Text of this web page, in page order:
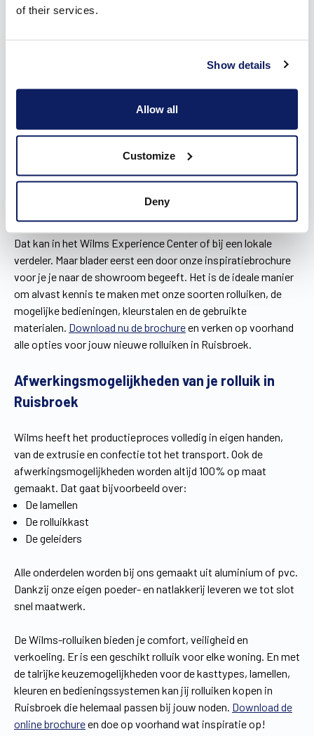
of their services.
Show details
Allow all
Customize
Deny
Inspiratie voor je rolluiken opdoen
Rolluiken kopen in Ruisbroek, daar begin je niet zomaar aan.
Je wil het product ongetwijfeld eerst eens zien en uittesten.
Dat kan in het Wilms Experience Center of bij een lokale
verdeler. Maar blader eerst een door onze inspiratiebrochure
voor je je naar de showroom begeeft. Het is de ideale manier
om alvast kennis te maken met onze soorten rolluiken, de
mogelijke bedieningen, kleurstalen en de gebruikte
materialen. Download nu de brochureen verken op voorhand
alle opties voor jouw nieuwe rolluiken in Ruisbroek.
Afwerkingsmogelijkheden van je rolluik in
Ruisbroek
Wilms heeft het productieproces volledig in eigen handen,
van de extrusie en confectie tot het transport. Ook de
afwerkingsmogelijkheden worden altijd 100% op maat
gemaakt. Dat gaat bijvoorbeeld over:
De lamellen
De rolluikkast
De geleiders
Alle onderdelen worden bij ons gemaakt uit aluminium of pvc.
Dankzij onze eigen poeder- en natlakkerij leveren we tot slot
snel maatwerk.
De Wilms-rolluiken bieden je comfort, veiligheid en
verkoeling. Er is een geschikt rolluik voor elke woning. En met
de talrijke keuzemogelijkheden voor de kasttypes, lamellen,
kleuren en bedieningssystemen kan jij rolluiken kopen in
Ruisbroek die helemaal passen bij jouw noden. Download de
online brochureen doe op voorhand wat inspiratie op!